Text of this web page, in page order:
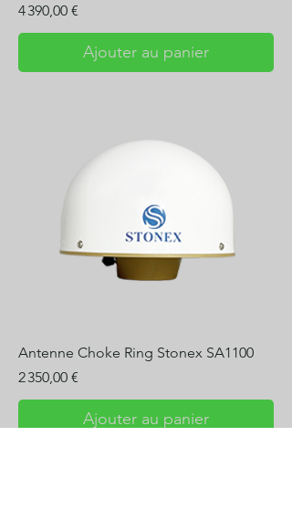
Prix
4 390,00 €
Ajouter au panier
Antenne Choke Ring Stonex SA1100
Prix
2 350,00 €
Ajouter au panier